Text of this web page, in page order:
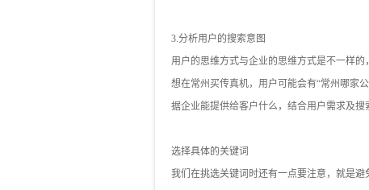
3.分析用户的搜索意图
用户的思维方式与企业的思维方式是不一样
想在常州买传真机，用户可能会有“常州哪家
据企业能提供给客户什么，结合用户需求及搜
选择具体的关键词
我们在挑选关键词时还有一点要注意，就是